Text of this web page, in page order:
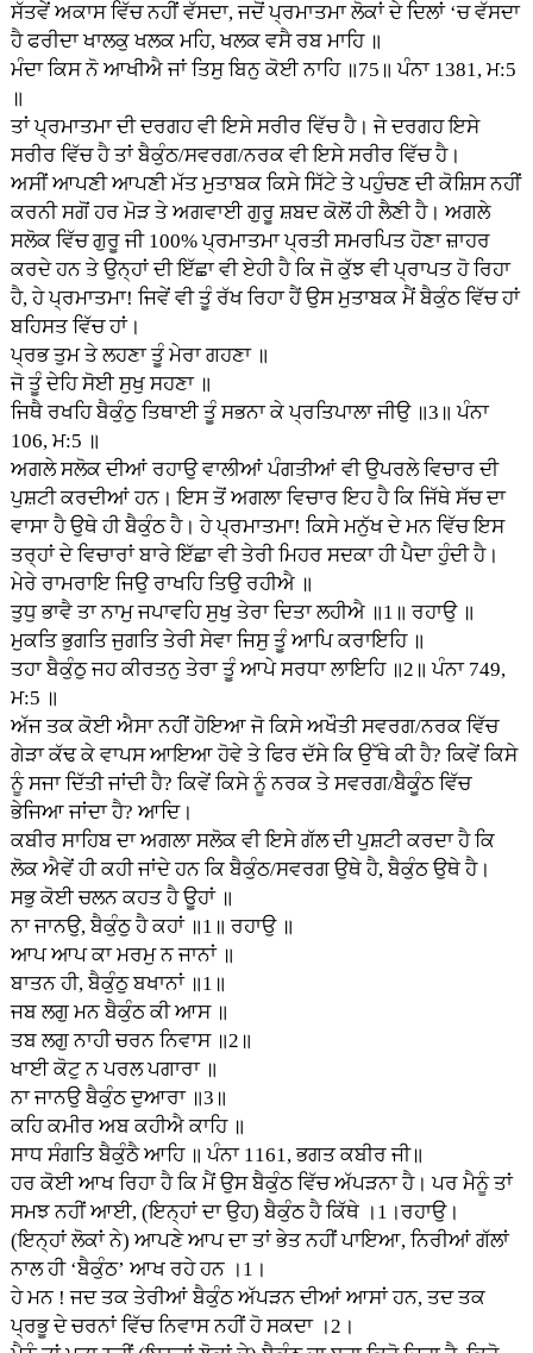
ਸੱਤਵੇਂ ਅਕਾਸ ਵਿੱਚ ਨਹੀਂ ਵੱਸਦਾ, ਜਦੋਂ ਪ੍ਰਮਾਤਮਾ ਲੋਕਾਂ ਦੇ ਦਿਲਾਂ ‘ਚ ਵੱਸਦਾ
ਹੈ ਫਰੀਦਾ ਖਾਲਕੁ ਖਲਕ ਮਹਿ, ਖਲਕ ਵਸੈ ਰਬ ਮਾਹਿ ॥
ਮੰਦਾ ਕਿਸ ਨੋ ਆਖੀਐ ਜਾਂ ਤਿਸੁ ਬਿਨੁ ਕੋਈ ਨਾਹਿ ॥75॥ ਪੰਨਾ 1381, ਮ:5
॥
ਤਾਂ ਪ੍ਰਮਾਤਮਾ ਦੀ ਦਰਗਹ ਵੀ ਇਸੇ ਸਰੀਰ ਵਿੱਚ ਹੈ। ਜੇ ਦਰਗਹ ਇਸੇ
ਸਰੀਰ ਵਿੱਚ ਹੈ ਤਾਂ ਬੈਕੁੰਠ/ਸਵਰਗ/ਨਰਕ ਵੀ ਇਸੇ ਸਰੀਰ ਵਿੱਚ ਹੈ।
ਅਸੀਂ ਆਪਣੀ ਆਪਣੀ ਮੱਤ ਮੁਤਾਬਕ ਕਿਸੇ ਸਿੱਟੇ ਤੇ ਪਹੁੰਚਣ ਦੀ ਕੋਸ਼ਿਸ ਨਹੀਂ
ਕਰਨੀ ਸਗੋਂ ਹਰ ਮੋੜ ਤੇ ਅਗਵਾਈ ਗੁਰੂ ਸ਼ਬਦ ਕੋਲੋਂ ਹੀ ਲੈਣੀ ਹੈ। ਅਗਲੇ
ਸਲੋਕ ਵਿੱਚ ਗੁਰੂ ਜੀ 100% ਪ੍ਰਮਾਤਮਾ ਪ੍ਰਤੀ ਸਮਰਪਿਤ ਹੋਣਾ ਜ਼ਾਹਰ
ਕਰਦੇ ਹਨ ਤੇ ਉਨ੍ਹਾਂ ਦੀ ਇੱਛਾ ਵੀ ਏਹੀ ਹੈ ਕਿ ਜੋ ਕੁੱਝ ਵੀ ਪ੍ਰਾਪਤ ਹੋ ਰਿਹਾ
ਹੈ, ਹੇ ਪ੍ਰਮਾਤਮਾ! ਜਿਵੇਂ ਵੀ ਤੂੰ ਰੱਖ ਰਿਹਾ ਹੈਂ ਉਸ ਮੁਤਾਬਕ ਮੈਂ ਬੈਕੁੰਠ ਵਿੱਚ ਹਾਂ
ਬਹਿਸਤ ਵਿੱਚ ਹਾਂ।
ਪ੍ਰਭ ਤੁਮ ਤੇ ਲਹਣਾ ਤੂੰ ਮੇਰਾ ਗਹਣਾ ॥
ਜੋ ਤੂੰ ਦੇਹਿ ਸੋਈ ਸੁਖੁ ਸਹਣਾ ॥
ਜਿਥੈ ਰਖਹਿ ਬੈਕੁੰਠੁ ਤਿਥਾਈ ਤੂੰ ਸਭਨਾ ਕੇ ਪ੍ਰਤਿਪਾਲਾ ਜੀਉ ॥3॥ ਪੰਨਾ
106, ਮ:5 ॥
ਅਗਲੇ ਸਲੋਕ ਦੀਆਂ ਰਹਾਉ ਵਾਲੀਆਂ ਪੰਗਤੀਆਂ ਵੀ ਉਪਰਲੇ ਵਿਚਾਰ ਦੀ
ਪੁਸ਼ਟੀ ਕਰਦੀਆਂ ਹਨ। ਇਸ ਤੋਂ ਅਗਲਾ ਵਿਚਾਰ ਇਹ ਹੈ ਕਿ ਜਿੱਥੇ ਸੱਚ ਦਾ
ਵਾਸਾ ਹੈ ਉਥੇ ਹੀ ਬੈਕੁੰਠ ਹੈ। ਹੇ ਪ੍ਰਮਾਤਮਾ! ਕਿਸੇ ਮਨੁੱਖ ਦੇ ਮਨ ਵਿੱਚ ਇਸ
ਤਰ੍ਹਾਂ ਦੇ ਵਿਚਾਰਾਂ ਬਾਰੇ ਇੱਛਾ ਵੀ ਤੇਰੀ ਮਿਹਰ ਸਦਕਾ ਹੀ ਪੈਦਾ ਹੁੰਦੀ ਹੈ।
ਮੇਰੇ ਰਾਮਰਾਇ ਜਿਉ ਰਾਖਹਿ ਤਿਉ ਰਹੀਐ ॥
ਤੁਧੁ ਭਾਵੈ ਤਾ ਨਾਮੁ ਜਪਾਵਹਿ ਸੁਖੁ ਤੇਰਾ ਦਿਤਾ ਲਹੀਐ ॥1॥ ਰਹਾਉ ॥
ਮੁਕਤਿ ਭੁਗਤਿ ਜੁਗਤਿ ਤੇਰੀ ਸੇਵਾ ਜਿਸੁ ਤੂੰ ਆਪਿ ਕਰਾਇਹਿ ॥
ਤਹਾ ਬੈਕੁੰਠੁ ਜਹ ਕੀਰਤਨੁ ਤੇਰਾ ਤੂੰ ਆਪੇ ਸਰਧਾ ਲਾਇਹਿ ॥2॥ ਪੰਨਾ 749,
ਮ:5 ॥
ਅੱਜ ਤਕ ਕੋਈ ਐਸਾ ਨਹੀਂ ਹੋਇਆ ਜੋ ਕਿਸੇ ਅਖੌਤੀ ਸਵਰਗ/ਨਰਕ ਵਿੱਚ
ਗੇੜਾ ਕੱਢ ਕੇ ਵਾਪਸ ਆਇਆ ਹੋਵੇ ਤੇ ਫਿਰ ਦੱਸੇ ਕਿ ਉੱਥੇ ਕੀ ਹੈ? ਕਿਵੇਂ ਕਿਸੇ
ਨੂੰ ਸਜਾ ਦਿੱਤੀ ਜਾਂਦੀ ਹੈ? ਕਿਵੇਂ ਕਿਸੇ ਨੂੰ ਨਰਕ ਤੇ ਸਵਰਗ/ਬੈਕੂੰਠ ਵਿੱਚ
ਭੇਜਿਆ ਜਾਂਦਾ ਹੈ? ਆਦਿ।
ਕਬੀਰ ਸਾਹਿਬ ਦਾ ਅਗਲਾ ਸਲੋਕ ਵੀ ਇਸੇ ਗੱਲ ਦੀ ਪੁਸ਼ਟੀ ਕਰਦਾ ਹੈ ਕਿ
ਲੋਕ ਐਵੇਂ ਹੀ ਕਹੀ ਜਾਂਦੇ ਹਨ ਕਿ ਬੈਕੁੰਠ/ਸਵਰਗ ਉਥੇ ਹੈ, ਬੈਕੁੰਠ ਉਥੇ ਹੈ।
ਸਭੁ ਕੋਈ ਚਲਨ ਕਹਤ ਹੈ ਊਹਾਂ ॥
ਨਾ ਜਾਨਉ, ਬੈਕੁੰਠੁ ਹੈ ਕਹਾਂ ॥1॥ ਰਹਾਉ ॥
ਆਪ ਆਪ ਕਾ ਮਰਮੁ ਨ ਜਾਨਾਂ ॥
ਬਾਤਨ ਹੀ, ਬੈਕੁੰਠੁ ਬਖਾਨਾਂ ॥1॥
ਜਬ ਲਗੁ ਮਨ ਬੈਕੁੰਠ ਕੀ ਆਸ ॥
ਤਬ ਲਗੁ ਨਾਹੀ ਚਰਨ ਨਿਵਾਸ ॥2॥
ਖਾਈ ਕੋਟੁ ਨ ਪਰਲ ਪਗਾਰਾ ॥
ਨਾ ਜਾਨਉ ਬੈਕੁੰਠ ਦੁਆਰਾ ॥3॥
ਕਹਿ ਕਮੀਰ ਅਬ ਕਹੀਐ ਕਾਹਿ ॥
ਸਾਧ ਸੰਗਤਿ ਬੈਕੁੰਠੈ ਆਹਿ ॥ ਪੰਨਾ 1161, ਭਗਤ ਕਬੀਰ ਜੀ॥
ਹਰ ਕੋਈ ਆਖ ਰਿਹਾ ਹੈ ਕਿ ਮੈਂ ਉਸ ਬੈਕੁੰਠ ਵਿੱਚ ਅੱਪੜਨਾ ਹੈ। ਪਰ ਮੈਨੂੰ ਤਾਂ
ਸਮਝ ਨਹੀਂ ਆਈ, (ਇਨ੍ਹਾਂ ਦਾ ਉਹ) ਬੈਕੁੰਠ ਹੈ ਕਿੱਥੇ ।1।ਰਹਾਉ।
(ਇਨ੍ਹਾਂ ਲੋਕਾਂ ਨੇ) ਆਪਣੇ ਆਪ ਦਾ ਤਾਂ ਭੇਤ ਨਹੀਂ ਪਾਇਆ, ਨਿਰੀਆਂ ਗੱਲਾਂ
ਨਾਲ ਹੀ ‘ਬੈਕੁੰਠ’ ਆਖ ਰਹੇ ਹਨ ।1।
ਹੇ ਮਨ ! ਜਦ ਤਕ ਤੇਰੀਆਂ ਬੈਕੁੰਠ ਅੱਪੜਨ ਦੀਆਂ ਆਸਾਂ ਹਨ, ਤਦ ਤਕ
ਪ੍ਰਭੂ ਦੇ ਚਰਨਾਂ ਵਿੱਚ ਨਿਵਾਸ ਨਹੀਂ ਹੋ ਸਕਦਾ ।2।